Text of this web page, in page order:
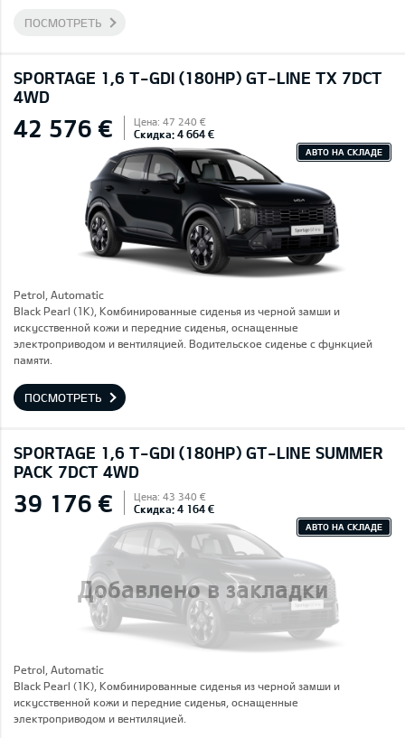
ПОСМОТРЕТЬ
SPORTAGE 1,6 T-GDI (180HP) GT-LINE TX 7DCT
4WD
42 576 € Цена: 47 240 €
Скидка: 4 664 €
АВТО НА СКЛАДЕ
Petrol, Automatic
Black Pearl (1K), Комбинированные сиденья из черной замши и
искусственной кожи и передние сиденья, оснащенные
электроприводом и вентиляцией. Водительское сиденье с функцией
памяти.
ПОСМОТРЕТЬ
SPORTAGE 1,6 T-GDI (180HP) GT-LINE SUMMER
PACK 7DCT 4WD
Добавлено в закладки
39 176 € Цена: 43 340 €
Скидка: 4 164 €
АВТО НА СКЛАДЕ
Petrol, Automatic
Black Pearl (1K), Комбинированные сиденья из черной замши и
искусственной кожи и передние сиденья, оснащенные
электроприводом и вентиляцией.